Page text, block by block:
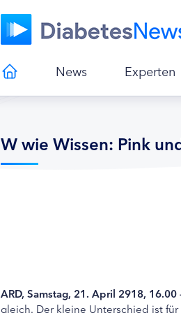
News Experten
W wie Wissen: Pink
ARD, Samstag, 21. April 2918, 16.00
gleich. Der kleine Unterschied ist